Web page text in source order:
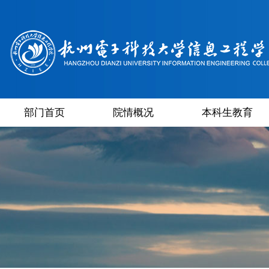
部门首页 院情概况 本科生教育